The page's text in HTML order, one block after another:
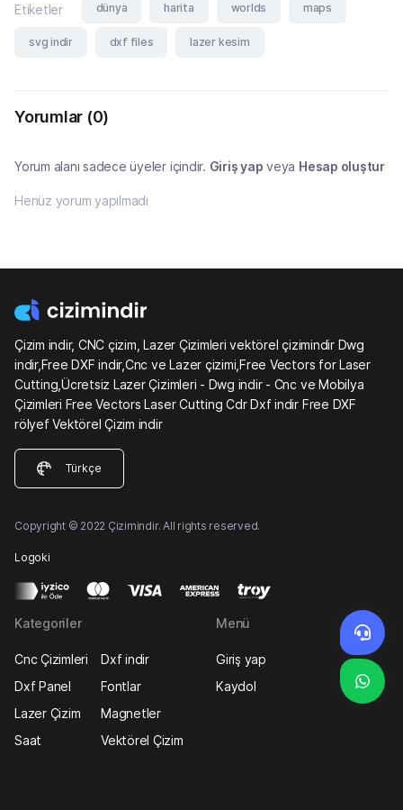
Etiketler dünya harita worlds maps
svg indir dxf files lazer kesim
Yorumlar (0)
Yorum alanı sadece üyeler içindir. Giriş yap veya Hesap oluştur
Henüz yorum yapılmadı
Çizim indir, CNC çizim, Lazer Çizimleri vektörel çizimindir Dwg
indir,Free DXF indir,Cnc ve Lazer çizimi,Free Vectors for Laser
Cutting,Ücretsiz Lazer Çizimleri - Dwg indir - Cnc ve Mobilya
Çizimleri Free Vectors Laser Cutting Cdr Dxf indir Free DXF
rölyef Vektörel Çizim indir
Türkçe
Copyright © 2022 Çizimindir. All rights reserved.
Logoki
Kategoriler
Cnc Çizimleri
Dxf indir
Dxf Panel
Fontlar
Lazer Çizim
Magnetler
Saat
Vektörel Çizim
Menü
Giriş yap
Kaydol